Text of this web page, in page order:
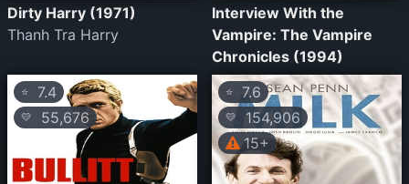
Dirty Harry (1971)
Thanh Tra Harry
Interview With the
Vampire: The Vampire
Chronicles (1994)
⭐ 7.4
💛 55,676
⭐ 7.6
💛
154,906
15+